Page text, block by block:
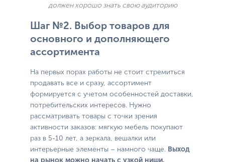
должен хорошо знать свою аудиторию
Шаг №2. Выбор товаров для
основного и дополняющего
ассортимента
На первых порах работы не стоит стремиться
продавать все и сразу, ассортимент
формируется с учетом особенностей доставки,
потребительских интересов. Нужно
рассматривать товары с точки зрения
активности заказов: мягкую мебель покупают
раз в 5-10 лет, а зеркала, вешалки или
интерьерные элементы – намного чаще. Выход
на рынок можно начать с узкой ниши,